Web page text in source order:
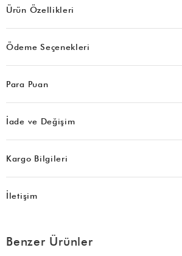
Ürün Özellikleri
Ödeme Seçenekleri
Para Puan
İade ve Değişim
Kargo Bilgileri
İletişim
Benzer Ürünler